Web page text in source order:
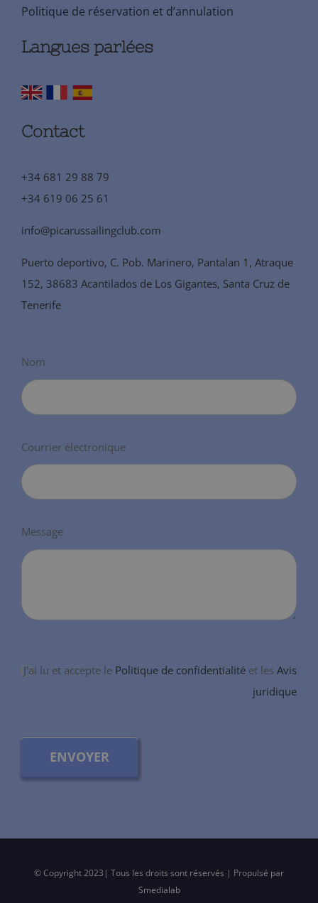
Politique de réservation et d’annulation
Langues parlées
Contact
+34 681 29 88 79
+34 619 06 25 61
info@picarussailingclub.com
Puerto deportivo, C. Pob. Marinero, Pantalan 1, Atraque
152, 38683 Acantilados de Los Gigantes, Santa Cruz de
Tenerife
Nom
Courrier électronique
Message
J'ai lu et accepte le Politique de confidentialité et lesAvis
juridique
ENVOYER
© Copyright 2023| Tous les droits sont réservés | Propulsé par
Smedialab